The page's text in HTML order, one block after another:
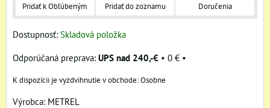
Pridať k Obľúbeným Pridať do zoznamu Doručenia
Dostupnosť: Skladová položka
UPS nad 240,-€ • 0 € •
Osobne
Výrobca: METREL